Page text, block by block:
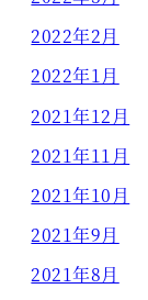
2022年2月
2022年1月
2021年12月
2021年11月
2021年10月
2021年9月
2021年8月